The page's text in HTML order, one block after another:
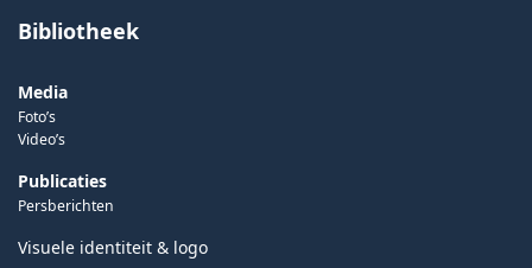
Bibliotheek
Media
Foto’s
Video’s
Publicaties
Persberichten
Visuele identiteit & logo